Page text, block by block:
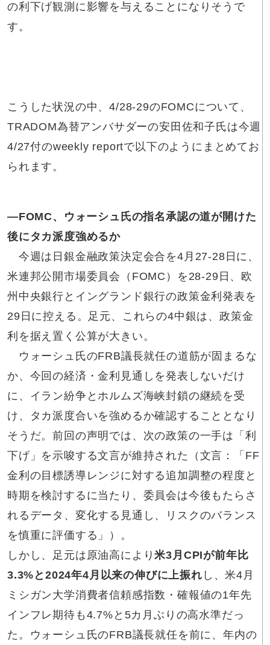
の利下げ観測に影響を与えることになりそうで
す。
こうした状況の中、4/28-29のFOMCについて、
TRADOM為替アンバサダーの安田佐和子氏は今週
4/27付のweekly reportで以下のようにまとめてお
られます。
―FOMC、
ウォーシュ氏の指名承認の道が開けた
後にタカ派度強めるか
今週は日銀金融政策決定会合を4月27-28日に、
米連邦公開市場委員会（FOMC）を28-29日、欧
州中央銀行とイングランド銀行の政策金利発表を
29日に控える。足元、これらの4中銀は、政策金
利を据え置く公算が大きい。
ウォーシュ氏のFRB議長就任の道筋が固まるな
か、今回の経済・金利見通しを発表しないだけ
に、イラン紛争とホルムズ海峡封鎖の継続を受
け、タカ派度合いを強めるか確認することとなり
そうだ。前回の声明では、次の政策の一手は「利
下げ」を示唆する文言が維持された（文言：「FF
金利の目標誘導レンジに対する追加調整の程度と
時期を検討するに当たり、委員会は今後もたらさ
れるデータ、変化する見通し、リスクのバランス
を慎重に評価する」）。
しかし、足元は原油高により米3月CPIが前年比
3.3%と2024年4月以来の伸びに上振れ し、米4月
ミシガン大学消費者信頼感指数・確報値の1年先
インフレ期待も4.7%と5カ月ぶりの高水準だっ
た。ウォーシュ氏のFRB議長就任を前に、年内の